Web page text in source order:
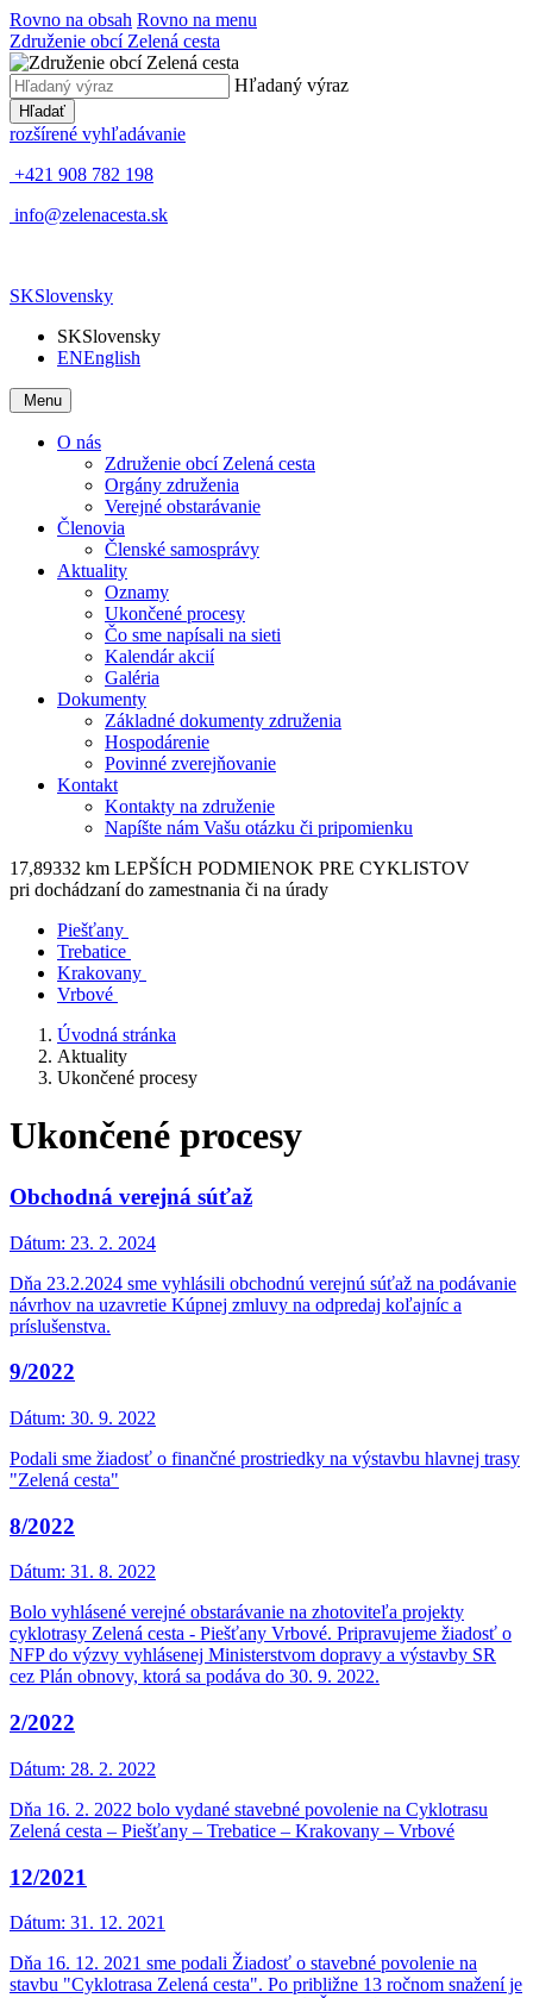
Rovno na obsah Rovno na menu
Združenie obcí Zelená cesta
Hľadaný výraz
Hľadať
rozšírené vyhľadávanie
+421 908 782 198
info@zelenacesta.sk
SKSlovensky
SKSlovensky
ENEnglish
Menu
O nás
Združenie obcí Zelená cesta
Orgány združenia
Verejné obstarávanie
Členovia
Členské samosprávy
Aktuality
Oznamy
Ukončené procesy
Čo sme napísali na sieti
Kalendár akcií
Galéria
Dokumenty
Základné dokumenty združenia
Hospodárenie
Povinné zverejňovanie
Kontakt
Kontakty na združenie
Napíšte nám Vašu otázku či pripomienku
17,89332 km LEPŠÍCH PODMIENOK PRE CYKLISTOV
pri dochádzaní do zamestnania či na úrady
Piešťany
Trebatice
Krakovany
Vrbové
Úvodná stránka
Aktuality
Ukončené procesy
Ukončené procesy
Obchodná verejná súťaž
Dátum: 23. 2. 2024
Dňa 23.2.2024 sme vyhlásili obchodnú verejnú súťaž na podávanie
návrhov na uzavretie Kúpnej zmluvy na odpredaj koľajníc a
príslušenstva.
9/2022
Dátum: 30. 9. 2022
Podali sme žiadosť o finančné prostriedky na výstavbu hlavnej trasy
"Zelená cesta"
8/2022
Dátum: 31. 8. 2022
Bolo vyhlásené verejné obstarávanie na zhotoviteľa projekty
cyklotrasy Zelená cesta - Piešťany Vrbové. Pripravujeme žiadosť o
NFP do výzvy vyhlásenej Ministerstvom dopravy a výstavby SR
cez Plán obnovy, ktorá sa podáva do 30. 9. 2022.
2/2022
Dátum: 28. 2. 2022
Dňa 16. 2. 2022 bolo vydané stavebné povolenie na Cyklotrasu
Zelená cesta – Piešťany – Trebatice – Krakovany – Vrbové
12/2021
Dátum: 31. 12. 2021
Dňa 16. 12. 2021 sme podali Žiadosť o stavebné povolenie na
stavbu "Cyklotrasa Zelená cesta". Po približne 13 ročnom snažení je